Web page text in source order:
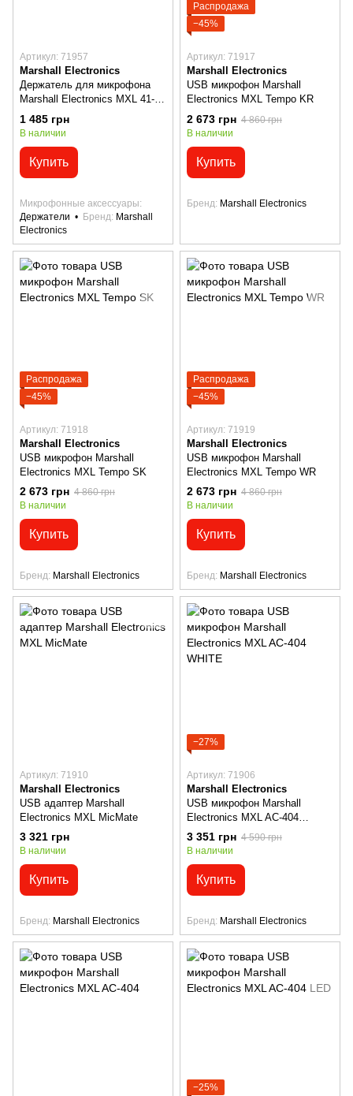
Артикул: 71957
Marshall Electronics
Держатель для микрофона
Marshall Electronics MXL 41-
603
1 485 грн
В наличии
Купить
Микрофонные аксессуары
Держатели
Бренд Marshall
Electronics
Распродажа
−45%
Артикул: 71917
Marshall Electronics
USB микрофон Marshall
Electronics MXL Tempo KR
2 673 грн 4 860 грн
В наличии
Купить
Бренд Marshall Electronics
Распродажа
−45%
Артикул: 71918
Marshall Electronics
USB микрофон Marshall
Electronics MXL Tempo SK
2 673 грн 4 860 грн
В наличии
Купить
Бренд Marshall Electronics
Распродажа
−45%
Артикул: 71919
Marshall Electronics
USB микрофон Marshall
Electronics MXL Tempo WR
2 673 грн 4 860 грн
В наличии
Купить
Бренд Marshall Electronics
Артикул: 71910
Marshall Electronics
USB адаптер Marshall
Electronics MXL MicMate
3 321 грн
В наличии
Купить
Бренд Marshall Electronics
−27%
Артикул: 71906
Marshall Electronics
USB микрофон Marshall
Electronics MXL AC-404
WHITE
3 351 грн 4 590 грн
В наличии
Купить
Бренд Marshall Electronics
−25%